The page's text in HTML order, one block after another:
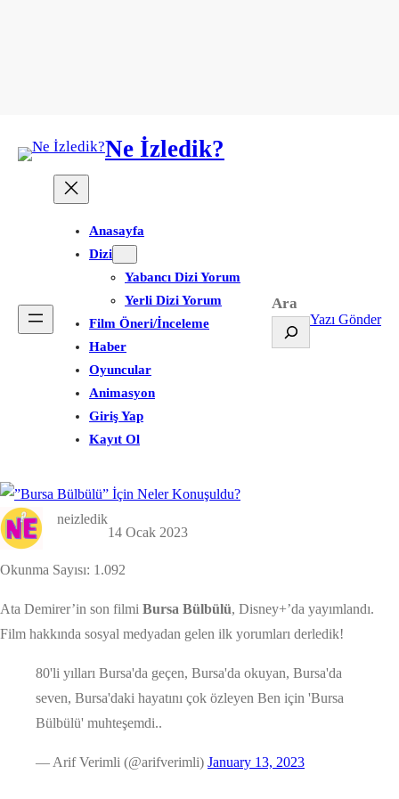
Ne İzledik?
Anasayfa
Dizi
Yabancı Dizi Yorum
Yerli Dizi Yorum
Film Öneri/İnceleme
Haber
Oyuncular
Animasyon
Giriş Yap
Kayıt Ol
Ara
Yazı Gönder
neizledik
14 Ocak 2023
Okunma Sayısı: 1.092
Ata Demirer’in son filmi Bursa Bülbülü, Disney+’da yayımlandı.
Film hakkında sosyal medyadan gelen ilk yorumları derledik!
80'li yılları Bursa'da geçen, Bursa'da okuyan, Bursa'da
seven, Bursa'daki hayatını çok özleyen Ben için 'Bursa
Bülbülü' muhteşemdi..
— Arif Verimli (@arifverimli) January 13, 2023